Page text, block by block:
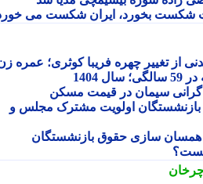
بخورد، ایران شکست می خورد
چهره فریبا کوثری؛ عمره زن
سیمان در قیمت مسکن
اولویت مشترک مجلس و
سازی حقوق بازنشستگان